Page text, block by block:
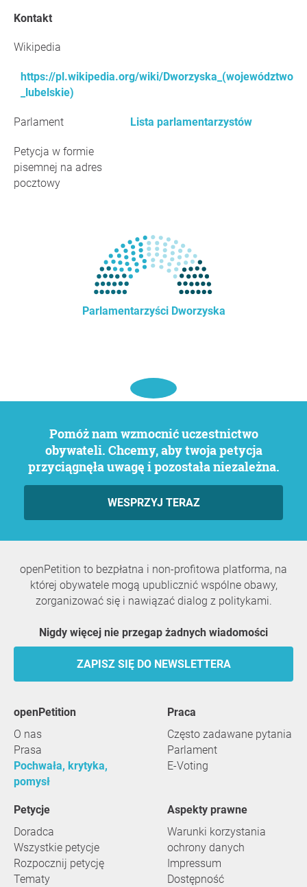
Kontakt
Wikipedia
https://pl.wikipedia.org/wiki/Dworzyska_(województwo
_lubelskie)
Parlament Lista parlamentarzystów
Petycja w formie
pisemnej na adres
pocztowy
Parlamentarzyści Dworzyska
Pomóż nam wzmocnić uczestnictwo
obywateli. Chcemy, aby twoja petycja
przyciągnęła uwagę i pozostała niezależna.
WESPRZYJ TERAZ
openPetition to bezpłatna i non-profitowa platforma, na
której obywatele mogą upublicznić wspólne obawy,
zorganizować się i nawiązać dialog z politykami.
Nigdy więcej nie przegap żadnych wiadomości
ZAPISZ SIĘ DO NEWSLETTERA
openPetition
O nas
Prasa
Pochwała, krytyka,
pomysł
praca
Często zadawane pytania
Parlament
E-Voting
Petycje
Doradca
Wszystkie petycje
Rozpocznij petycję
Tematy
Aspekty prawne
Warunki korzystania
ochrony danych
Impressum
Dostępność